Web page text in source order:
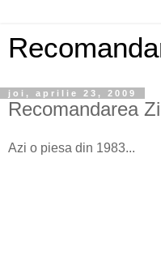
joi, aprilie 23, 2009
Recomandarea
Azi o piesa din 1983...